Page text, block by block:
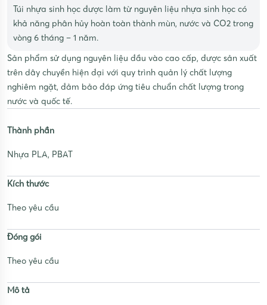
Túi nhựa sinh học được làm từ nguyên liệu nhựa sinh học có
khả năng phân hủy hoàn toàn thành mùn, nước và CO2 trong
vòng 6 tháng – 1 năm.
Sản phẩm sử dụng nguyên liệu đầu vào cao cấp, được sản xuất
trên dây chuyền hiện đại với quy trình quản lý chất lượng
nghiêm ngặt, đảm bảo đáp ứng tiêu chuẩn chất lượng trong
nước và quốc tế.
Thành phần
Nhựa PLA, PBAT
Kích thước
Theo yêu cầu
Đóng gói
Theo yêu cầu
Mô tả